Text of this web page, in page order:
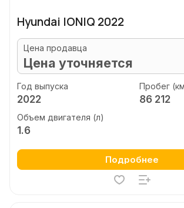
Hyundai IONIQ 2022
Цена продавца
Цена уточняется
Год выпуска
2022
Пробег
86 212
Объем двигателя (л)
1.6
Подробнее